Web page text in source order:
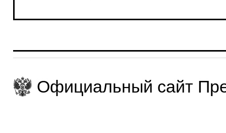
Официальный сайт